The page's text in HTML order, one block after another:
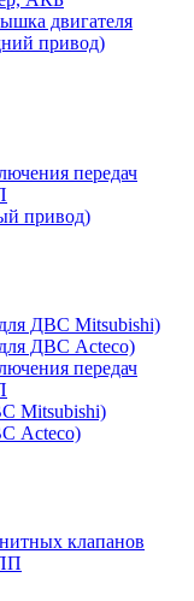
двигателя
привод)
передач
привод)
ДВС Mitsubishi)
ДВС Acteco)
передач
Mitsubishi)
Acteco)
клапанов